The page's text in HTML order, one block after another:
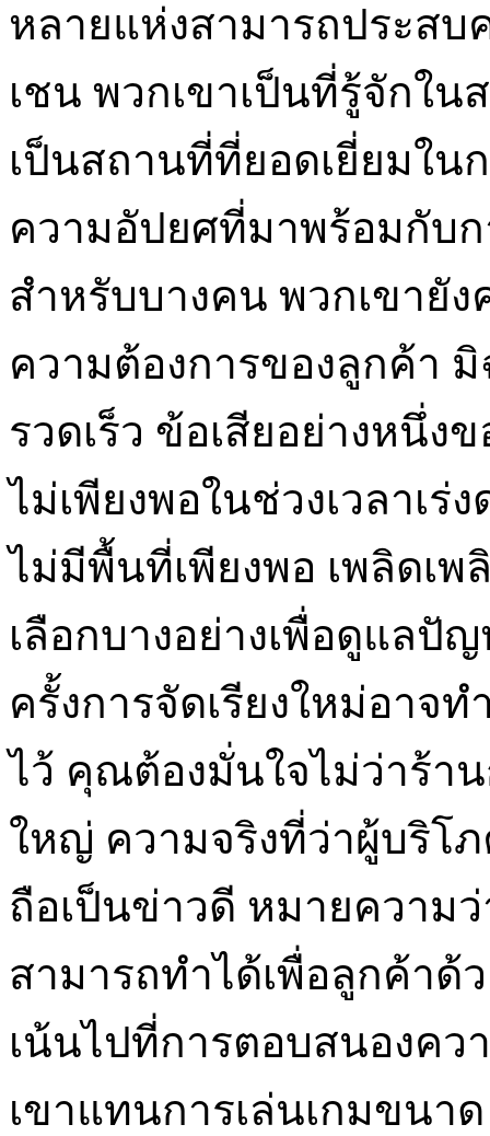
หลายแห่งสามารถประสบ
เชน พวกเขาเป็นที่รู้จักใ
เป็นสถานที่ที่ยอดเยี่ยมใ
ความอัปยศที่มาพร้อมกับ
สำหรับบางคน พวกเขายั
ความต้องการของลูกค้า
รวดเร็ว ข้อเสียอย่างหนึ่
ไม่เพียงพอในช่วงเวลาเ
ไม่มีพื้นที่เพียงพอ เพลิดเ
เลือกบางอย่างเพื่อดูแลปั
ครั้งการจัดเรียงใหม่อา
ไว้ คุณต้องมั่นใจไม่ว่าร้า
ใหญ่ ความจริงที่ว่าผู้บริโ
ถือเป็นข่าวดี หมายควา
สามารถทำได้เพื่อลูกค้า
เน้นไปที่การตอบสนองค
เขาแทนการเล่นเกมขนา